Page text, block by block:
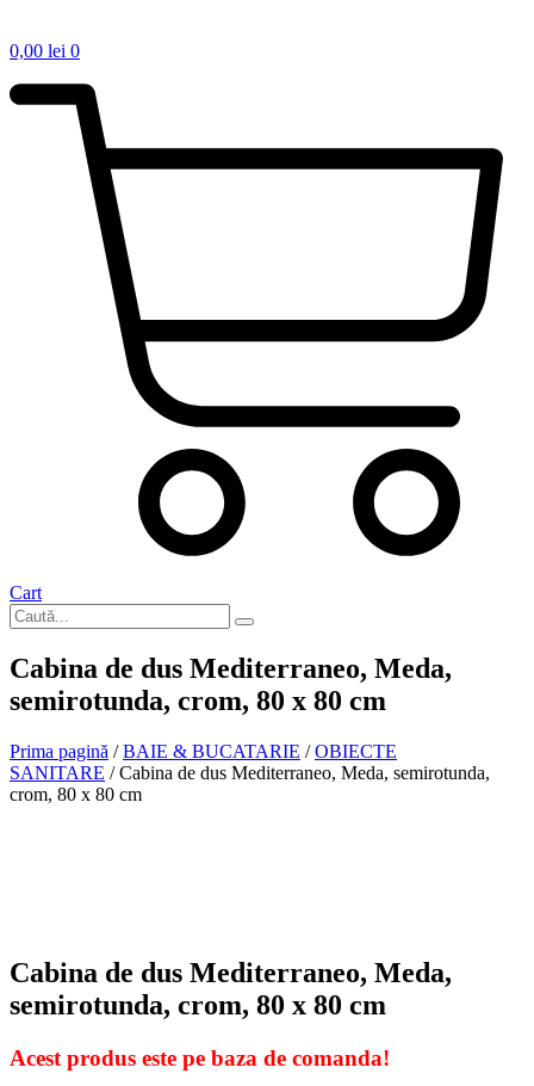
0,00 lei 0
Cart
Cabina de dus Mediterraneo, Meda,
semirotunda, crom, 80 x 80 cm
Prima pagină /BAIE & BUCATARIE /OBIECTE
SANITARE / Cabina de dus Mediterraneo, Meda, semirotunda,
crom, 80 x 80 cm
Cabina de dus Mediterraneo, Meda,
semirotunda, crom, 80 x 80 cm
Acest produs este pe baza de comanda!